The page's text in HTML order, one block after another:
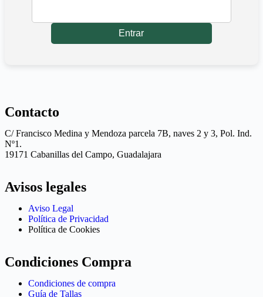
Contacto
C/ Francisco Medina y Mendoza parcela 7B, naves 2 y 3, Pol. Ind.
Nº1.
19171 Cabanillas del Campo, Guadalajara
Avisos legales
Aviso Legal
Política de Privacidad
Política de Cookies
Condiciones Compra
Condiciones de compra
Guía de Tallas